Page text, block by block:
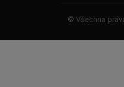
© Všechna